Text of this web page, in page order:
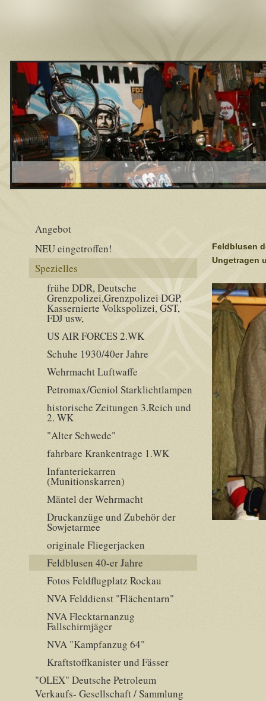
Feldblusen
Ungetragen
Angebot
NEU eingetroffen!
Spezielles
frühe DDR, Deutsche
Grenzpolizei,Grenzpolizei DGP,
Kassernierte Volkspolizei, GST,
FDJ usw,
US AIR FORCES 2.WK
Schuhe 1930/40er Jahre
Wehrmacht Luftwaffe
Petromax/Geniol Starklichtlampen
historische Zeitungen 3.Reich und
2. WK
"Alter Schwede"
fahrbare Krankentrage 1.WK
Infanteriekarren
(Munitionskarren)
Mäntel der Wehrmacht
Druckanzüge und Zubehör der
Sowjetarmee
originale Fliegerjacken
Feldblusen 40-er Jahre
Fotos Feldflugplatz Rockau
NVA Felddienst "Flächentarn"
NVA Flecktarnanzug
Fallschirmjäger
NVA "Kampfanzug 64"
Kraftstoffkanister und Fässer
"OLEX" Deutsche Petroleum
Verkaufs- Gesellschaft / Sammlung